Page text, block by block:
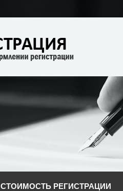
СТОИМОСТЬ РЕГИСТРАЦИИ